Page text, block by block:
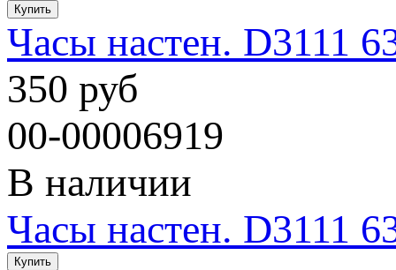
Часы настен. D3111
350 руб
00-00006919
В наличии
Часы настен. D3111